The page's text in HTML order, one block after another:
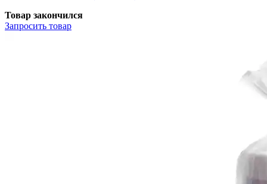
Товар закончился
Запросить товар